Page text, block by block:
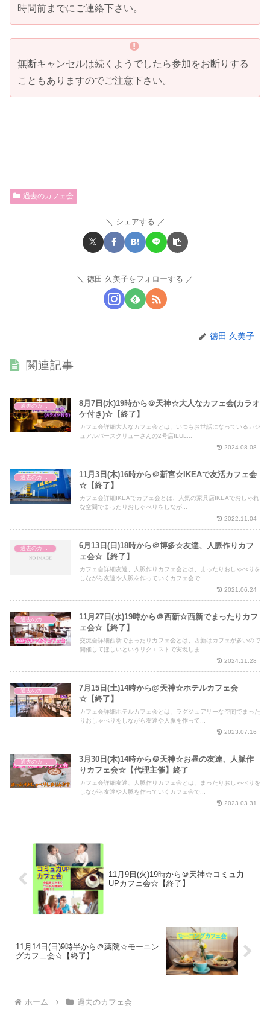
時間前までにご連絡下さい。
無断キャンセルは続くようでしたら参加をお断りする
こともありますのでご注意下さい。
過去のカフェ会
シェアする
徳田 久美子をフォローする
徳田 久美子
関連記事
過去のカフェ会
8月7日(水)19時から＠天神☆大人なカフェ会(カラオ
ケ付き)☆【終了】
カフェ会詳細大人なカフェ会とは、いつもお世話になっているカジ
ュアルバースクリューさんの2号店ILUL...
2024.08.08
過去のカフェ会
11月3日(木)16時から＠新宮☆IKEAで友活カフェ会
☆【終了】
カフェ会詳細IKEAでカフェ会とは、人気の家具店IKEAでおしゃれ
な空間でまったりおしゃべりをしなが...
2022.11.04
6月13日(日)18時から＠博多☆友達、人脈作りカフ
ェ会☆【終了】
カフェ会詳細友達、人脈作りカフェ会とは、まったりおしゃべりを
しながら友達や人脈を作っていくカフェ会で...
2021.06.24
11月27日(水)19時から＠西新☆西新でまったりカフ
ェ会☆【終了】
交流会詳細西新でまったりカフェ会とは、西新はカフェが多いので
開催してほしいというリクエストで実現しま...
2024.11.28
7月15日(土)14時から@天神☆ホテルカフェ会
☆【終了】
カフェ会詳細ホテルカフェ会とは、ラグジュアリーな空間でまった
りおしゃべりをしながら友達や人脈を作って...
2023.07.16
3月30日(木)14時から＠天神☆お昼の友達、人脈作
りカフェ会☆【代理主催】終了
カフェ会詳細友達、人脈作りカフェ会とは、まったりおしゃべりを
しながら友達や人脈を作っていくカフェ会で...
2023.03.31
11月9日(火)19時から＠天神☆コミュ力
UPカフェ会☆【終了】
11月14日(日)9時半から＠薬院☆モーニン
グカフェ会☆【終了】
ホーム 過去のカフェ会